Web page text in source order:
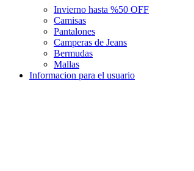
Invierno hasta %50 OFF
Camisas
Pantalones
Camperas de Jeans
Bermudas
Mallas
Informacion para el usuario